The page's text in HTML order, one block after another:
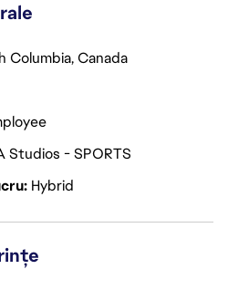
Columbia, Canada
Studios - SPORTS
Hybrid